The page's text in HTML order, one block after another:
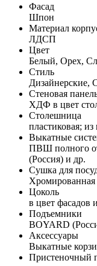
Фасад
Шпон
Материал
ЛДСП
Цвет
Белый, Орех,
Стиль
Дизайнерские,
Стеновая
ХДФ в цвет
Столешница
пластиковая;
Выкатные
ПВШ полного
(Россия) и др.
Сушка для
Хромированная
Цоколь
в цвет фасадов
Подъемники
BOYARD
Аксессуары
Выкатные
Пристеночный